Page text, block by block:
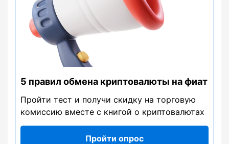
5 правил обмена криптовалюты на фиат
Пройти тест и получи скидку на торговую
комиссию вместе с книгой о криптовалютах
Пройти опрос